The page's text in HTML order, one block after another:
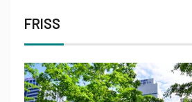
FRISS